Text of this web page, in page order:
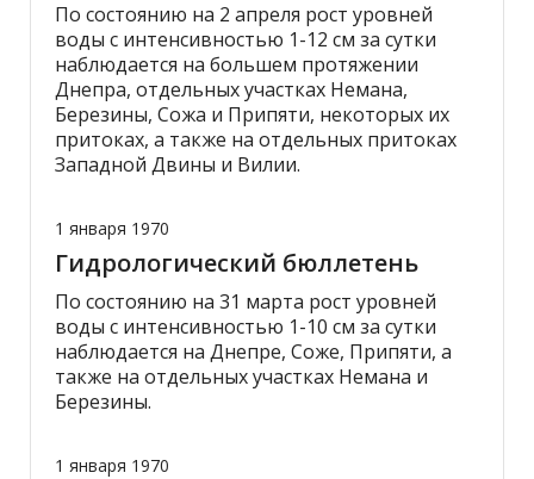
По состоянию на 2 апреля рост уровней
воды с интенсивностью 1-12 см за сутки
наблюдается на большем протяжении
Днепра, отдельных участках Немана,
Березины, Сожа и Припяти, некоторых их
притоках, а также на отдельных притоках
Западной Двины и Вилии.
1 января 1970
Гидрологический бюллетень
По состоянию на 31 марта рост уровней
воды с интенсивностью 1-10 см за сутки
наблюдается на Днепре, Соже, Припяти, а
также на отдельных участках Немана и
Березины.
1 января 1970